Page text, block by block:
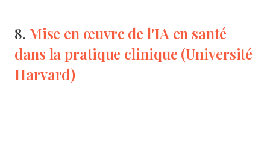
8. Mise en œuvre de l'IA en santé
dans la pratique clinique (Université
Harvard)